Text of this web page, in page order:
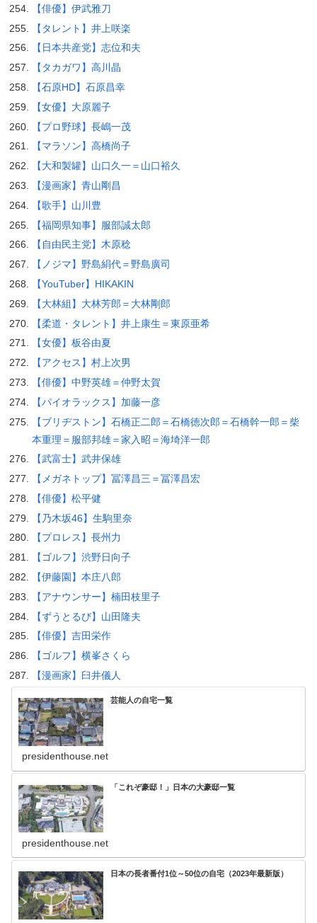
【俳優】伊武雅刀
【タレント】井上咲楽
【日本共産党】志位和夫
【タカガワ】高川晶
【石原HD】石原昌幸
【女優】大原麗子
【プロ野球】長嶋一茂
【マラソン】高橋尚子
【大和製罐】山口久一＝山口裕久
【漫画家】青山剛昌
【歌手】山川豊
【福岡県知事】服部誠太郎
【自由民主党】木原稔
【ノジマ】野島絹代＝野島廣司
【YouTuber】HIKAKIN
【大林組】大林芳郎＝大林剛郎
【柔道・タレント】井上康生＝東原亜希
【女優】板谷由夏
【アクセス】村上次男
【俳優】中野英雄＝仲野太賀
【パイオラックス】加藤一彦
【ブリヂストン】石橋正二郎＝石橋徳次郎＝石橋幹一郎＝柴
本重理＝服部邦雄＝家入昭＝海埼洋一郎
【武富士】武井保雄
【メガネトップ】冨澤昌三＝冨澤昌宏
【俳優】松平健
【乃木坂46】生駒里奈
【プロレス】長州力
【ゴルフ】渋野日向子
【伊藤園】本庄八郎
【アナウンサー】楠田枝里子
【ずうとるび】山田隆夫
【俳優】吉田栄作
【ゴルフ】横峯さくら
【漫画家】臼井儀人
芸能人の自宅一覧
presidenthouse.net
「これぞ豪邸！」日本の大豪邸一覧
presidenthouse.net
日本の長者番付1位～50位の自宅（2023年最新版）